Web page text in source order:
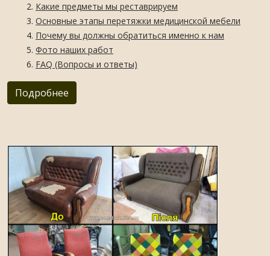
Какие предметы мы реставрируем
Основные этапы перетяжки медицинской мебели
Почему вы должны обратиться именно к нам
Фото наших работ
FAQ (Вопросы и ответы)
Подробнее